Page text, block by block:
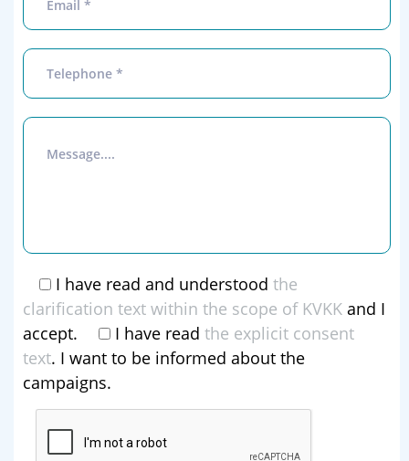
I have read and understood the
clarification text within the scope of KVKK and I
accept.
I have read the explicit consent
text. I want to be informed about the
campaigns.